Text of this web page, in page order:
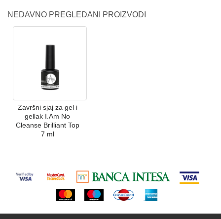
NEDAVNO PREGLEDANI PROIZVODI
Završni sjaj za gel i
gellak I.Am No
Cleanse Brilliant Top
7 ml